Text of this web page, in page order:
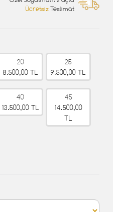
Ücretsiz Teslimat
20
8.500,00 TL
25
9.500,00 TL
40
13.500,00 TL
45
14.500,00
TL